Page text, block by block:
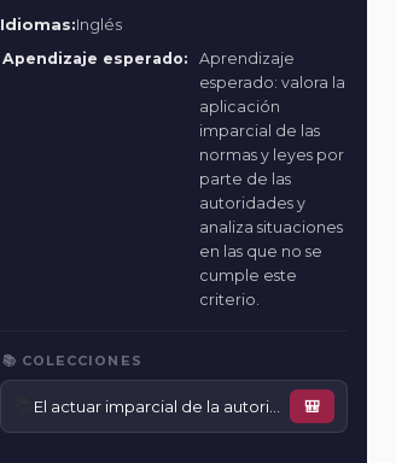
Idiomas:Inglés
Apendizaje esperado:
Aprendizaje
esperado: valora la
aplicación
imparcial de las
normas y leyes por
parte de las
autoridades y
analiza situaciones
en las que no se
cumple este
criterio.
📚 COLECCIONES
🎒